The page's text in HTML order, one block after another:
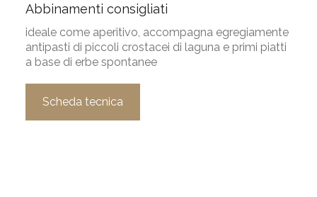
Abbinamenti consigliati
ideale come aperitivo, accompagna egregiamente
antipasti di piccoli crostacei di laguna e primi piatti
a base di erbe spontanee
Scheda tecnica